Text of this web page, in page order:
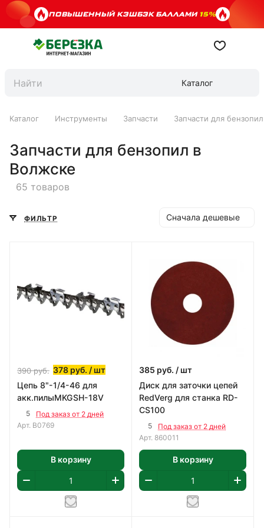
ПОВЫШЕННЫЙ КЭШБЭК БАЛЛАМИ15%
Каталог
Каталог Инструменты Запчасти Запчасти для бензопил
Запчасти для бензопил в
Волжске
65 товаров
ФИЛЬТР Сначала дешевые
390руб. 378 руб. / шт
Цепь 8"-1/4-46 для
акк.пилыMKGSH-18V
5
Под заказ от 2 дней
Арт. B0769
В корзину
385 руб. / шт
Диск для заточки цепей
RedVerg для станка RD-
CS100
5
Под заказ от 2 дней
Арт. 860011
В корзину